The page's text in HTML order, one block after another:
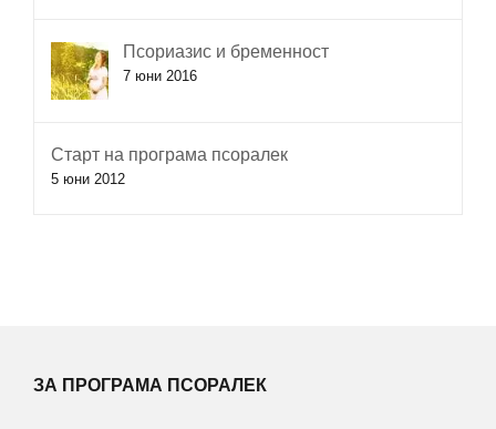
Псориазис и бременност
7 юни 2016
Старт на програма псоралек
5 юни 2012
ЗА ПРОГРАМА ПСОРАЛЕК